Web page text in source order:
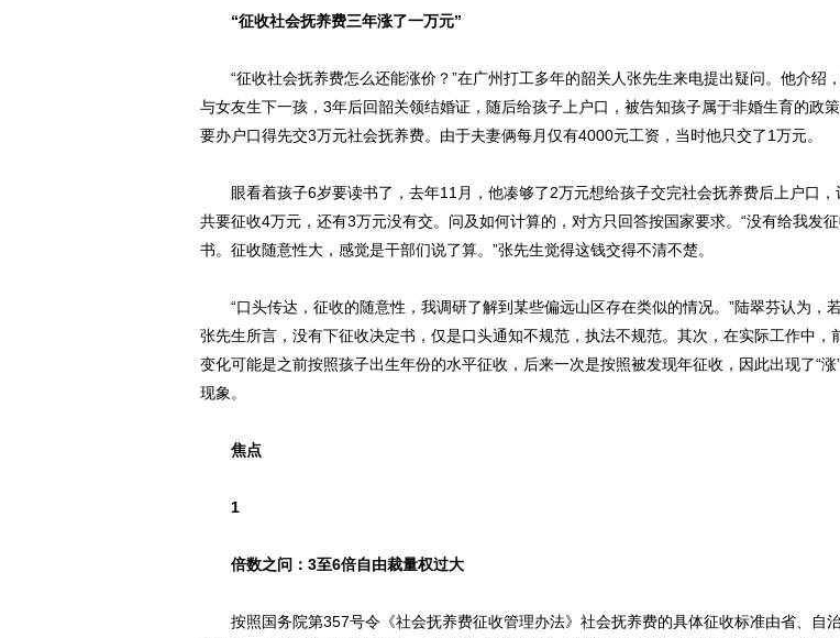
“征收社会抚养费三年涨了一万元”
“征收社会抚养费怎么还能涨价？”在广州打工多年的韶关人张先生来电提出疑问。他介绍
与女友生下一孩，3年后回韶关领结婚证，随后给孩子上户口，被告知孩子属于非婚生育的政策
要办户口得先交3万元社会抚养费。由于夫妻俩每月仅有4000元工资，当时他只交了1万元。
眼看着孩子6岁要读书了，去年11月，他凑够了2万元想给孩子交完社会抚养费后上户口，
共要征收4万元，还有3万元没有交。问及如何计算的，对方只回答按国家要求。“没有给我发
书。征收随意性大，感觉是干部们说了算。”张先生觉得这钱交得不清不楚。
“口头传达，征收的随意性，我调研了解到某些偏远山区存在类似的情况。”陆翠芬认为，
张先生所言，没有下征收决定书，仅是口头通知不规范，执法不规范。其次，在实际工作中，
变化可能是之前按照孩子出生年份的水平征收，后来一次是按照被发现年征收，因此出现了“涨
现象。
焦点
1
倍数之问：3至6倍自由裁量权过大
按照国务院第357号令《社会抚养费征收管理办法》社会抚养费的具体征收标准由省、自